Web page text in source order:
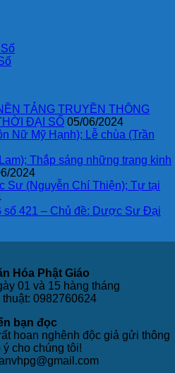
TẢNG TRUYỀN THÔNG
ĐẠI SỐ 05/06/2024
Nữ Mỹ Hạnh); Lễ chùa (Trần
Thắp sáng những trang kinh
2024
Sư (Nguyễn Chí Thiện); Tự tại
số 421 – Chủ đề: Dược Sư Đại
Hóa Phật Giáo
01 và 15 hàng tháng
thuật: 0982760624
bạn đọc
hoan nghênh độc giả gửi thông
ý cho chúng tôi!